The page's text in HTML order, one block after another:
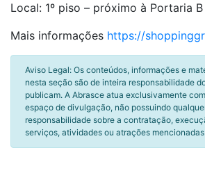
Local: 1º piso – próximo à Portaria B
Mais informações https://
Aviso Legal: Os conteúdos, informações e
nesta seção são de inteira responsabilidade
publicam. A Abrasce atua exclusivamente
espaço de divulgação, não possuindo
responsabilidade sobre a contratação,
serviços, atividades ou atrações